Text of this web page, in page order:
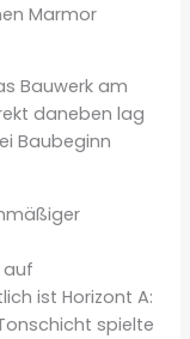
Marmor
Bauwerk am
daneben lag
Baubeginn
auf
ist Horizont A:
spielte